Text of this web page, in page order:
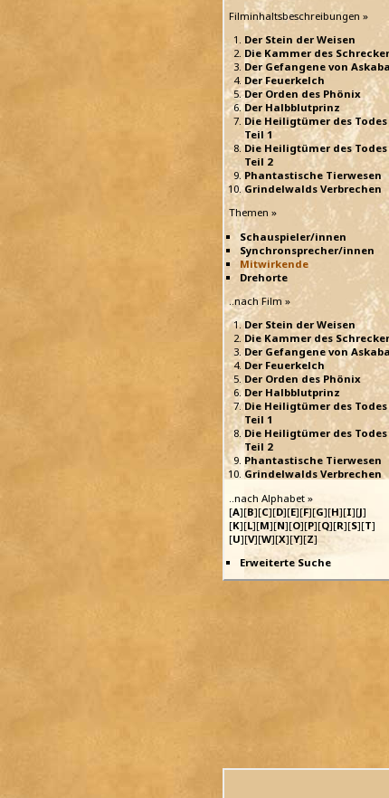
Filminhaltsbeschreibungen »
Der Stein der Weisen
Die Kammer des
Der Gefangene von
Der Feuerkelch
Der Orden des Phönix
Der Halbblutprinz
Die Heiligtümer des Todes
Teil 1
Die Heiligtümer des Todes
Teil 2
Phantastische Tierwesen
Grindelwalds Verbrechen
Themen »
Schauspieler/innen
Synchronsprecher/innen
Mitwirkende
Drehorte
..nach Film »
Der Stein der Weisen
Die Kammer des
Der Gefangene von
Der Feuerkelch
Der Orden des Phönix
Der Halbblutprinz
Die Heiligtümer des Todes
Teil 1
Die Heiligtümer des Todes
Teil 2
Phantastische Tierwesen
Grindelwalds Verbrechen
..nach Alphabet »
[A][B][C][D][E][F][G][H][I][J]
[K][L][M][N][O][P][Q][R][S][T]
[U][V][W][X][Y][Z]
Erweiterte Suche